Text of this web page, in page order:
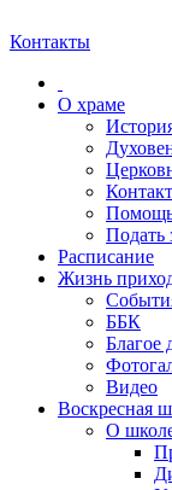
Контакты
О храме
Подать
Расписание
Жизнь
ББК
Благое
Видео
Воскресная
О